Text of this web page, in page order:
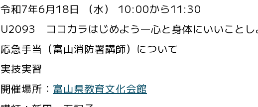
令和7年6月18日 （水） 10:00から11:30
U2093 ココカラはじめよう―心と身体にいいことし
応急手当（富山消防署講師）について
実技実習
開催場所： 富山県教育文化会館